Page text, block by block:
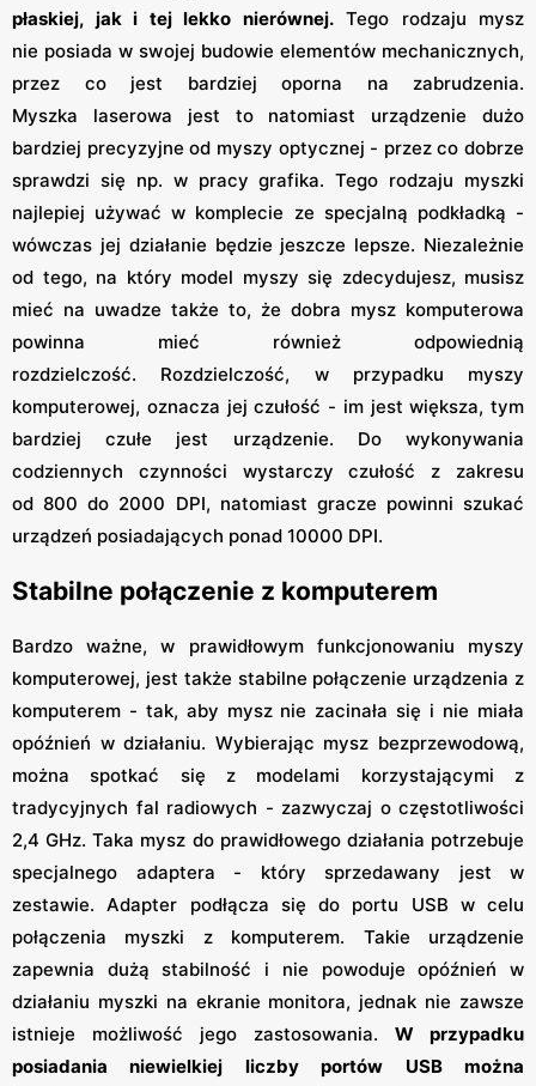
płaskiej, jak i tej lekko nierównej.Tego rodzaju mysz
nie posiada w swojej budowie elementów mechanicznych,
przez co jest bardziej oporna na zabrudzenia.
Myszka laserowa jest to natomiast urządzenie dużo
bardziej precyzyjne od myszy optycznej - przez co dobrze
sprawdzi się np. w pracy grafika. Tego rodzaju myszki
najlepiej używać w komplecie ze specjalną podkładką -
wówczas jej działanie będzie jeszcze lepsze. Niezależnie
od tego, na który model myszy się zdecydujesz, musisz
mieć na uwadze także to, że dobra mysz komputerowa
powinna mieć również odpowiednią
rozdzielczość. Rozdzielczość, w przypadku myszy
komputerowej, oznacza jej czułość - im jest większa, tym
bardziej czułe jest urządzenie. Do wykonywania
codziennych czynności wystarczy czułość z zakresu
od 800 do 2000 DPI, natomiast gracze powinni szukać
urządzeń posiadających ponad 10000 DPI.
Stabilne połączenie z komputerem
Bardzo ważne, w prawidłowym funkcjonowaniu myszy
komputerowej, jest także stabilne połączenie urządzenia z
komputerem - tak, aby mysz nie zacinała się i nie miała
opóźnień w działaniu. Wybierając mysz bezprzewodową,
można spotkać się z modelami korzystającymi z
tradycyjnych fal radiowych - zazwyczaj o częstotliwości
2,4 GHz. Taka mysz do prawidłowego działania potrzebuje
specjalnego adaptera - który sprzedawany jest w
zestawie. Adapter podłącza się do portu USB w celu
połączenia myszki z komputerem. Takie urządzenie
zapewnia dużą stabilność i nie powoduje opóźnień w
działaniu myszki na ekranie monitora, jednak nie zawsze
istnieje możliwość jego zastosowania. W przypadku
posiadania niewielkiej liczby portów USB można